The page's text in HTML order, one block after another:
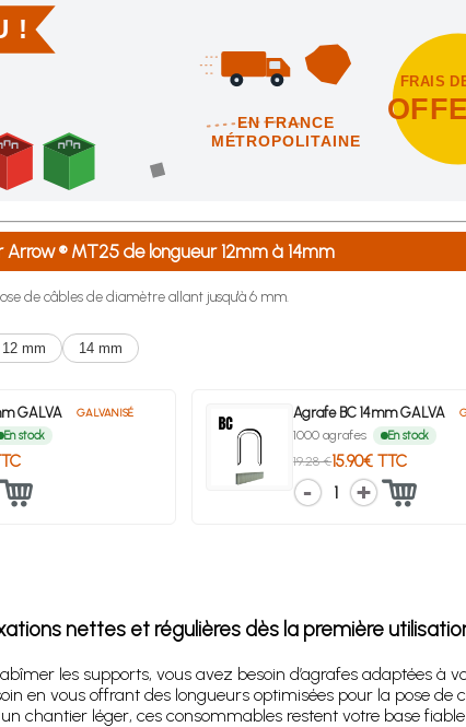
!
EN FRANCE
MÉTROPOLITAINE
FRAIS
ou de pointes et nous vous offrons les frais de port
® MT25 de longueur 12mm à 14mm
de câbles de diamètre allant jusqu'à 6 mm.
12 mm 14 mm
GALVA GALVANISÉ
En stock
Agrafe BC 14mm GALVA
1000 agrafes En stock
19.28 €15.90€ TTC
1
nettes et régulières dès la première
les supports, vous avez besoin d’agrafes adaptées à
en vous offrant des longueurs optimisées pour la pose
chantier léger, ces consommables restent votre base